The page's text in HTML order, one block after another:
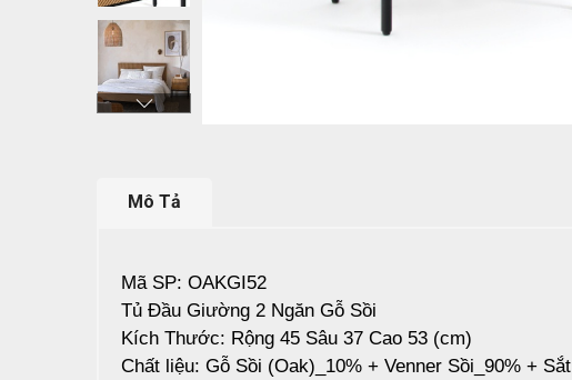
Mô Tả
Mã SP: OAKGI52
Tủ Đầu Giường 2 Ngăn Gỗ Sồi
Kích Thước: Rộng 45 Sâu 37 Cao 53 (cm)
Chất liệu: Gỗ Sồi (Oak)_10% + Venner Sồi_90% + Sắt